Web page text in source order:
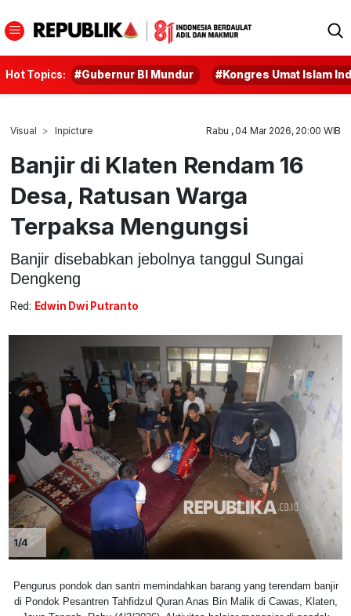
Hot Topics: #Gubernur BI Mundur #Kongres Umat Islam
Visual Inpicture Rabu , 04 Mar 2026, 20:00 WIB
Banjir di Klaten Rendam 16
Desa, Ratusan Warga
Terpaksa Mengungsi
Banjir disebabkan jebolnya tanggul Sungai
Dengkeng
Red: Edwin Dwi Putranto
1/4
Pengurus pondok dan santri memindahkan barang yang terendam banjir
di Pondok Pesantren Tahfidzul Quran Anas Bin Malik di Cawas, Klaten,